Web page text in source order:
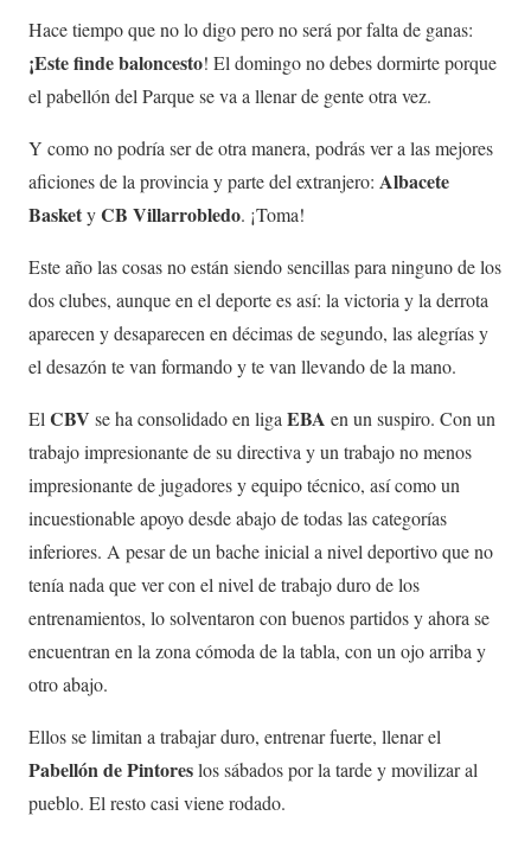
Hace tiempo que no lo digo pero no será por falta de ganas:
¡Este finde baloncesto! El domingo no debes dormirte porque
el pabellón del Parque se va a llenar de gente otra vez.
Y como no podría ser de otra manera, podrás ver a las mejores
aficiones de la provincia y parte del extranjero: Albacete
BasketyCB Villarrobledo. ¡Toma!
Este año las cosas no están siendo sencillas para ninguno de los
dos clubes, aunque en el deporte es así: la victoria y la derrota
aparecen y desaparecen en décimas de segundo, las alegrías y
el desazón te van formando y te van llevando de la mano.
ElCBV se ha consolidado en ligaEBA en un suspiro. Con un
trabajo impresionante de su directiva y un trabajo no menos
impresionante de jugadores y equipo técnico, así como un
incuestionable apoyo desde abajo de todas las categorías
inferiores. A pesar de un bache inicial a nivel deportivo que no
tenía nada que ver con el nivel de trabajo duro de los
entrenamientos, lo solventaron con buenos partidos y ahora se
encuentran en la zona cómoda de la tabla, con un ojo arriba y
otro abajo.
Ellos se limitan a trabajar duro, entrenar fuerte, llenar el
Pabellón de Pintoreslos sábados por la tarde y movilizar al
pueblo. El resto casi viene rodado.